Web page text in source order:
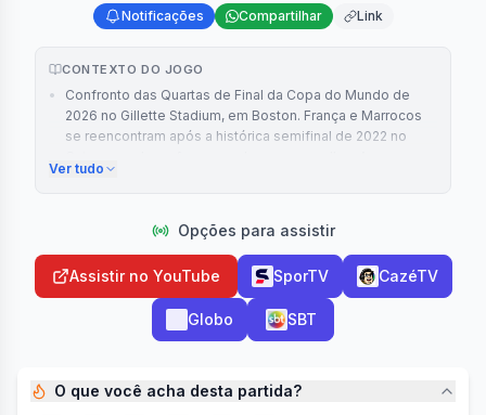
Notificações Compartilhar Link
CONTEXTO DO JOGO
•
Confronto das Quartas de Final da Copa do Mundo de
2026 no Gillette Stadium, em Boston. França e Marrocos
se reencontram após a histórica semifinal de 2022 no
ambos chegam para a partida com campanhas sólidas até
vitórias e dois empates e despacharam a Holanda e o
anfitrião Canadá. Marrocos deve ter o desfalque
importante do atacante Saibari, que saiu lesionado do
último jogo, mas confia no entrosamento para mais uma
vez chegar à semifinal da Copa, algo que só ele alcançou
no continente africano. A França, favorita, coloca suas
Olise e Dembele.
Ver tudo
Opções para assistir
Assistir no YouTube SporTV CazéTV
Globo SBT
O que você acha desta partida?